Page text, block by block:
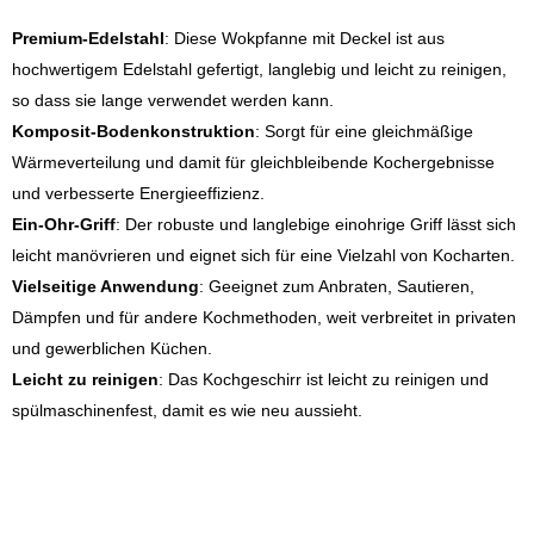
Premium-Edelstahl: Diese Wokpfanne mit Deckel ist aus
hochwertigem Edelstahl gefertigt, langlebig und leicht zu reinigen,
so dass sie lange verwendet werden kann.
Komposit-Bodenkonstruktion: Sorgt für eine gleichmäßige
Wärmeverteilung und damit für gleichbleibende Kochergebnisse
und verbesserte Energieeffizienz.
Ein-Ohr-Griff: Der robuste und langlebige einohrige Griff lässt sich
leicht manövrieren und eignet sich für eine Vielzahl von Kocharten.
Vielseitige Anwendung: Geeignet zum Anbraten, Sautieren,
Dämpfen und für andere Kochmethoden, weit verbreitet in privaten
und gewerblichen Küchen.
Leicht zu reinigen: Das Kochgeschirr ist leicht zu reinigen und
spülmaschinenfest, damit es wie neu aussieht.